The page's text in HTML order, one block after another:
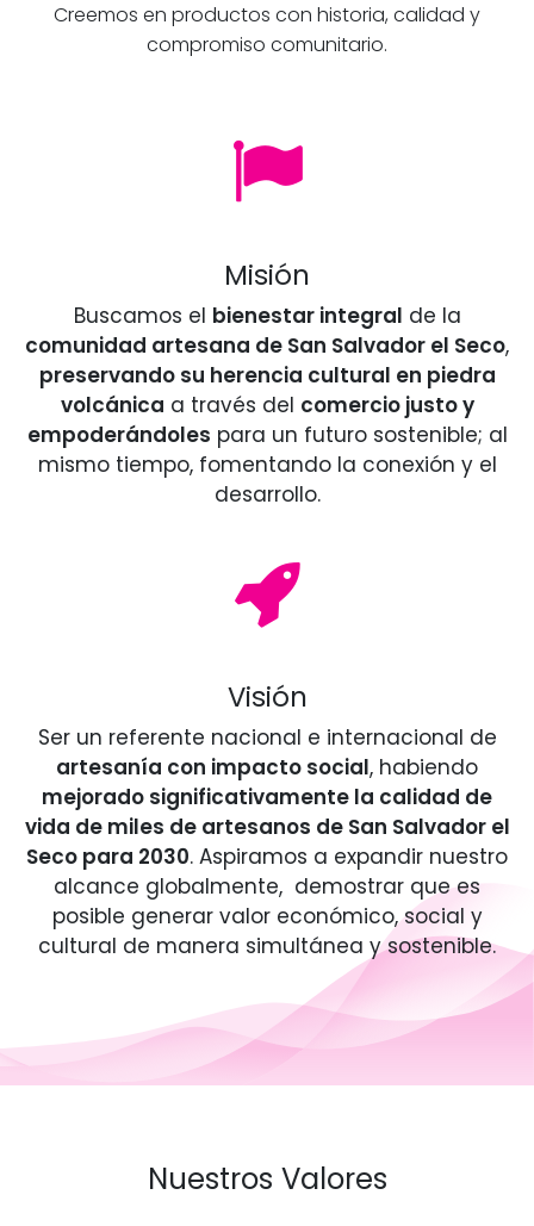
Creemos en productos con historia, calidad y
compromiso comunitario.
Misión
Buscamos el bienestar integral de la
comunidad artesana de San Salvador el Seco,
preservando su herencia cultural en piedra
volcánica a través del comercio justo y
empoderándoles para un futuro sostenible; al
mismo tiempo, fomentando la conexión y el
desarrollo.
Visión
Ser un referente nacional e internacional de
artesanía con impacto social, habiendo
mejorado significativamente la calidad de
vida de miles de artesanos de San Salvador el
Seco para 2030. Aspiramos a expandir nuestro
alcance globalmente, demostrar que es
posible generar valor económico, social y
cultural de manera simultánea y sostenible.
Nuestros Valores